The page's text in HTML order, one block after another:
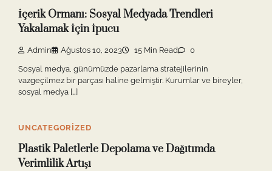
İçerik Ormanı: Sosyal Medyada Trendleri
Yakalamak İçin İpucu
Admin Ağustos 10, 2023 15 Min Read 0
Sosyal medya, günümüzde pazarlama stratejilerinin
vazgeçilmez bir parçası haline gelmiştir. Kurumlar ve bireyler,
sosyal medya […]
UNCATEGORIZED
Plastik Paletlerle Depolama ve Dağıtımda
Verimlilik Artışı